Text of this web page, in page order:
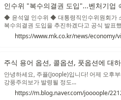
인수위 "복수의결권 도입"...벤처기업
◆ 윤석열 인수위 ◆ 대통령직인수위원회가
복수의결권 도입을 추진하겠다고 공식 발표
기 위한 필수 요건으로 꼽히던 주식매수선택
향이 추진된다. 인수위 경제2분과 소속 고산
주식 용어 옵션, 콜옵션, 풋옵션에 대
안녕하세요, 주플(Joople)입니다! 어제 오후
강풍주의보가 발령될 정도...
https://m.blog.naver.com/joooople/